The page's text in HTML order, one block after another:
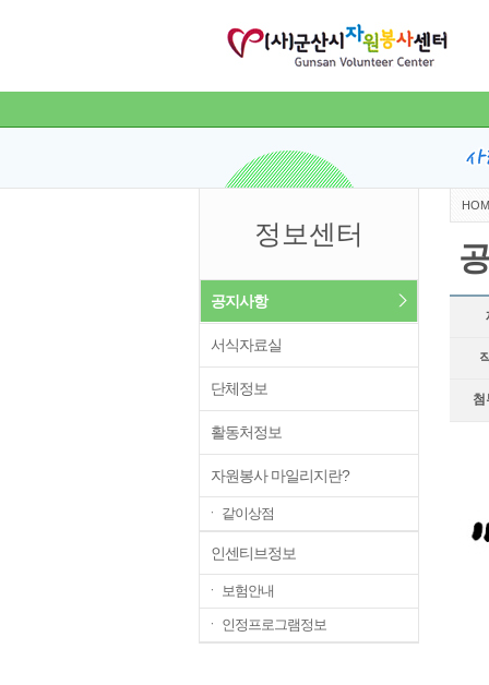
정보센터
공지사항
서식자료실
단체정보
활동처정보
자원봉사 마일리지란?
ㆍ 같이상점
인센티브정보
ㆍ 보험안내
ㆍ 인정프로그램정보
첨